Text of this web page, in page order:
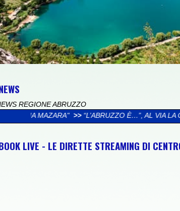
REGIONE ABRUZZO
È…”, AL VIA LA CAMPAGNA SOCIAL
LIVE - LE DIRETTE STREAMING DI